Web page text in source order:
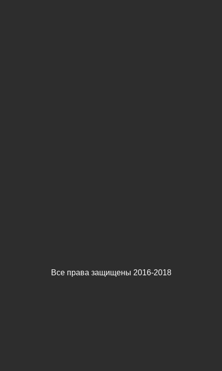
Все права защищены 2016-2018